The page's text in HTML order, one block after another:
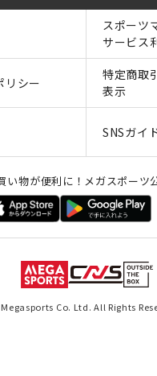
スポーツ
サービス
リシー
特定商取
表示
SNSガイ
い物が便利に！メガスポーツ
Co. Ltd. All Rights